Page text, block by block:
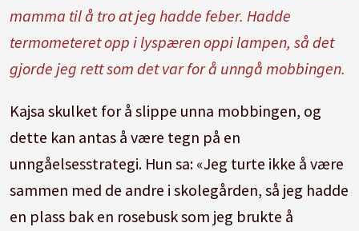
mamma til å tro at jeg hadde feber. Hadde
termometeret opp i lyspæren oppi lampen, så det
gjorde jeg rett som det var for å unngå mobbingen.
Kajsa skulket for å slippe unna mobbingen, og
dette kan antas å være tegn på en
unngåelsesstrategi. Hun sa: «Jeg turte ikke å være
sammen med de andre i skolegården, så jeg hadde
en plass bak en rosebusk som jeg brukte å